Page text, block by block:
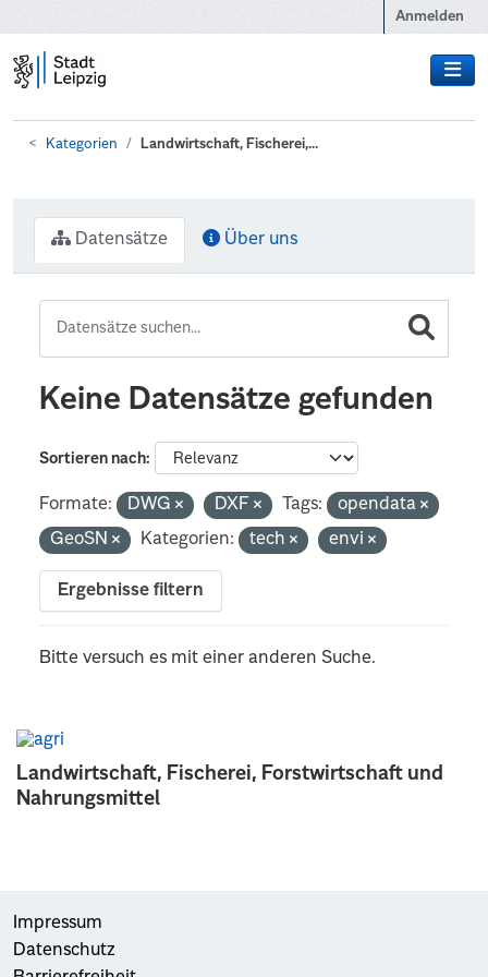
Anmelden
Kategorien Landwirtschaft, Fischerei,...
Landwirtschaft, Fischerei, Forstwirtschaft und
Nahrungsmittel
Datensätze Über uns
Keine Datensätze gefunden
Sortieren nach
Formate: DWG DXF Tags:
opendata
GeoSN
Kategorien: tech envi
Ergebnisse filtern
Bitte versuch es mit einer anderen Suche.
Impressum
Datenschutz